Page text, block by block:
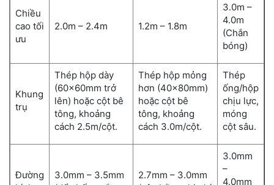
Chiều
cao tối
ưu
2.0m – 2.4m 1.2m – 1.8m
3.0m –
4.0m
(Chắn
bóng)
Khung
trụ
Thép hộp dày
(60x60mm trở
lên) hoặc cột bê
tông, khoảng
cách 2.5m/cột.
Thép hộp mỏng
hơn (40x80mm)
hoặc cột bê
tông, khoảng
cách 3.0m/cột.
Thép
ống/hộp
chịu lực,
móng
cột sâu.
Đường
3.0mm – 3.5mm
2.7mm – 3.0mm
3.0mm
–
4.0mm